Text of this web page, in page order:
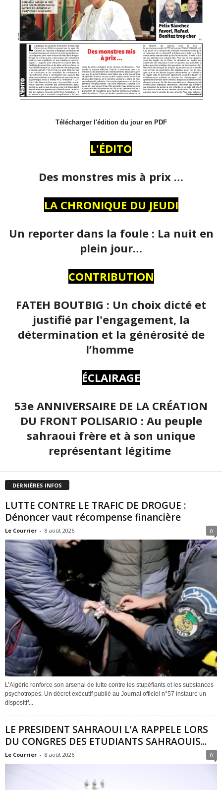
Télécharger l'édition du jour en PDF
L'ÉDITO
Des monstres mis à prix …
LA CHRONIQUE DU JEUDI
Un reporter dans la foule : La nuit en
plein jour…
CONTRIBUTION
FATEH BOUTBIG : Un choix dicté et
justifié par l'engagement, la
détermination et la générosité de
l’homme
ÉCLAIRAGE
53e ANNIVERSAIRE DE LA CRÉATION
DU FRONT POLISARIO : Au peuple
sahraoui frère et à son unique
représentant légitime
DERNIÈRES INFOS
LUTTE CONTRE LE TRAFIC DE DROGUE :
Dénoncer vaut récompense financière
Le Courrier - 8 août 2026 0
L’Algérie renforce son arsenal de lutte contre les stupéfiants et les substances
psychotropes. Un décret exécutif publié au Journal officiel n°57 instaure un
dispositif...
LE PRESIDENT SAHRAOUI L’A RAPPELE LORS
DU CONGRES DES ETUDIANTS SAHRAOUIS...
Le Courrier - 8 août 2026 0